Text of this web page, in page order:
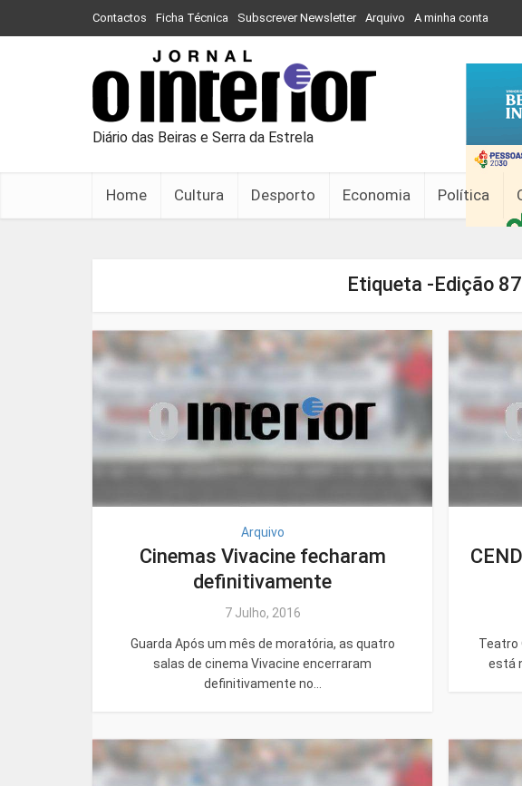
Contactos Ficha Técnica Subscrever Newsletter Arquivo A minha conta
Diário das Beiras e Serra da Estrela
Home Cultura Desporto Economia Política
Etiqueta -Edição
Arquivo
Cinemas Vivacine fecharam
definitivamente
7 Julho, 2016
Guarda Após um mês de moratória, as quatro
salas de cinema Vivacine encerraram
definitivamente no...
Teatro
está